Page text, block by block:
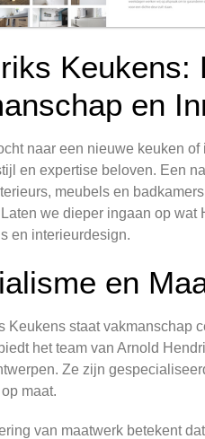
Keukens:
en
naar een nieuwe keuken
en expertise beloven. Een
meubels en
we dieper ingaan op
en interieurdesign.
en
Keukens staat vakmanschap
het team van Arnold
Ze zijn
maat.
van maatwerk betekent